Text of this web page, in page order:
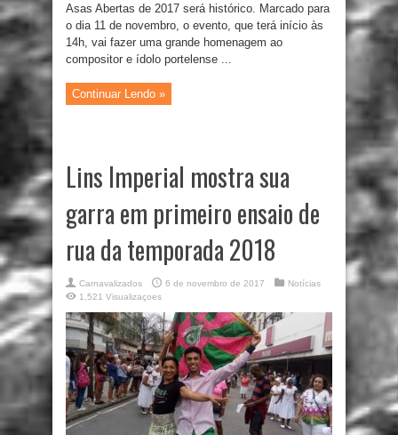
Asas Abertas de 2017 será histórico. Marcado para
o dia 11 de novembro, o evento, que terá início às
14h, vai fazer uma grande homenagem ao
compositor e ídolo portelense ...
Continuar Lendo »
Lins Imperial mostra sua
garra em primeiro ensaio de
rua da temporada 2018
Carnavalizados 6 de novembro de 2017
Notícias
1,521 Visualizaçoes